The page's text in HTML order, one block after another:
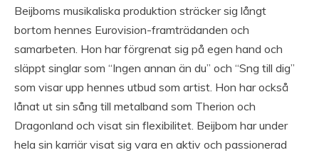
Beijboms musikaliska produktion sträcker sig långt
bortom hennes Eurovision-framträdanden och
samarbeten. Hon har förgrenat sig på egen hand och
släppt singlar som “Ingen annan än du” och “Sng till dig”
som visar upp hennes utbud som artist. Hon har också
lånat ut sin sång till metalband som Therion och
Dragonland och visat sin flexibilitet. Beijbom har under
hela sin karriär visat sig vara en aktiv och passionerad